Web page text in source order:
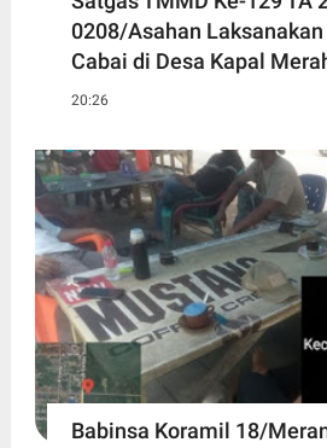
0208/Asahan
Cabai di Desa Kapal
20:26
Babinsa Koramil 18/